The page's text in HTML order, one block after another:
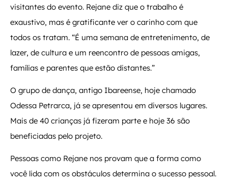
visitantes do evento. Rejane diz que o trabalho é
exaustivo, mas é gratificante ver o carinho com que
todos os tratam. “É uma semana de entretenimento, de
lazer, de cultura e um reencontro de pessoas amigas,
famílias e parentes que estão distantes.”
O grupo de dança, antigo Ibareense, hoje chamado
Odessa Petrarca, já se apresentou em diversos lugares.
Mais de 40 crianças já fizeram parte e hoje 36 são
beneficiadas pelo projeto.
Pessoas como Rejane nos provam que a forma como
você lida com os obstáculos determina o sucesso pessoal.